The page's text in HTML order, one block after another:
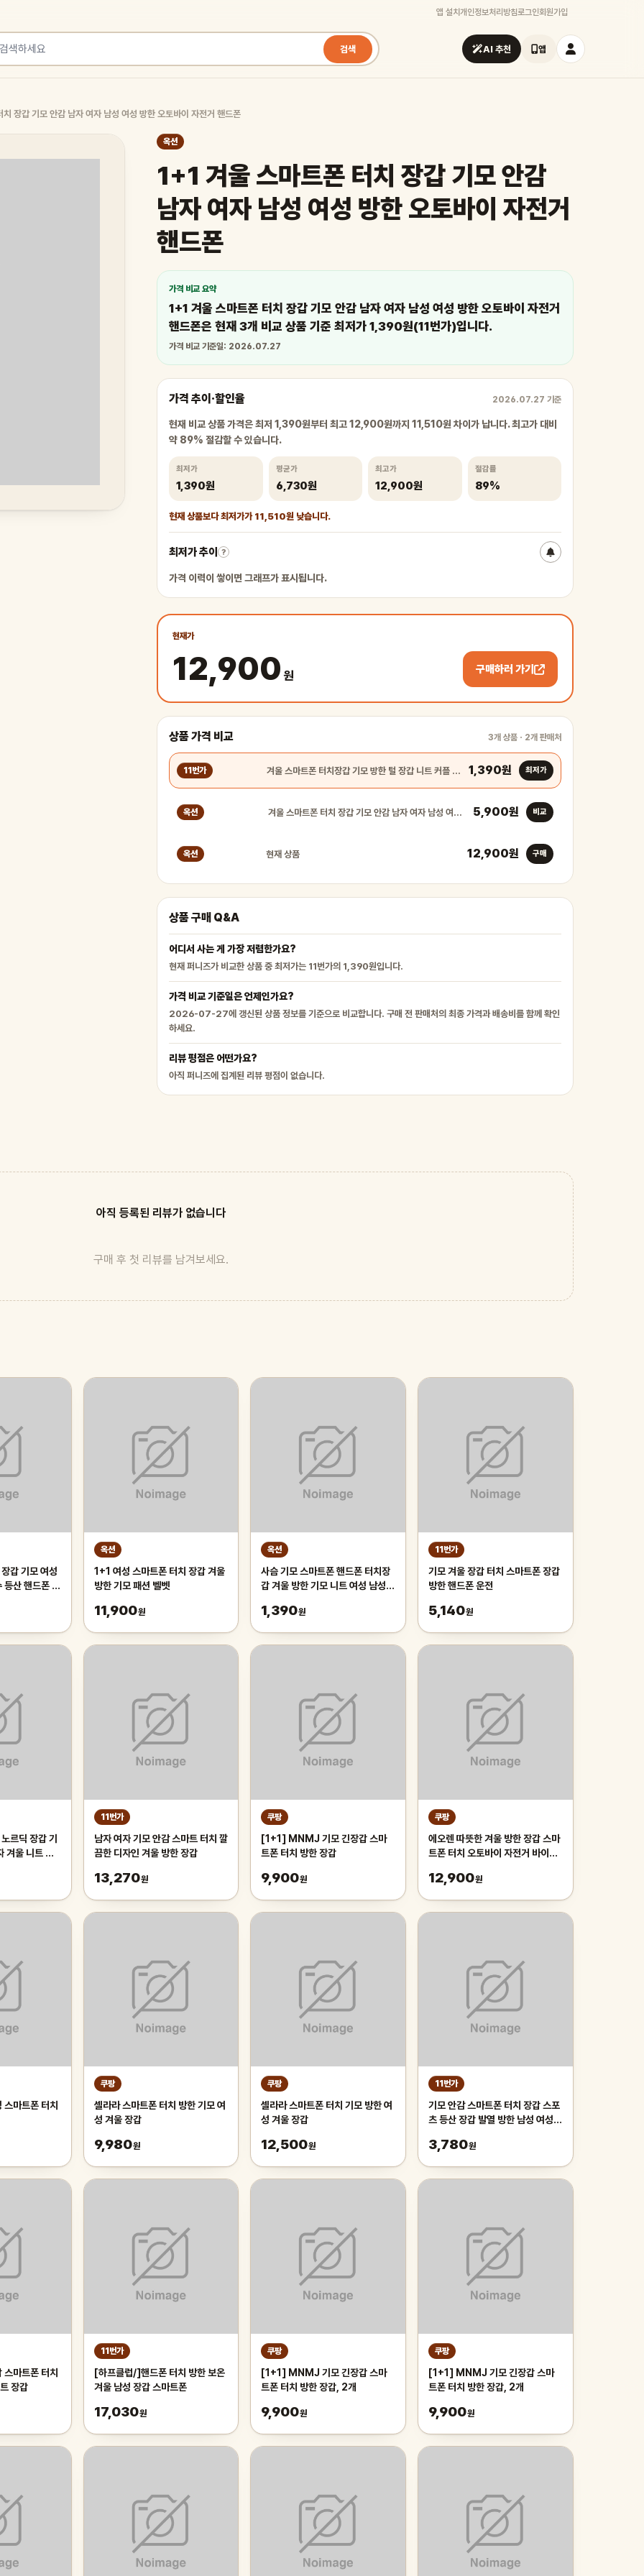
앱 설치 개인정보처리방침로그인회원가입
검색 AI 추천 앱
치 장갑 기모 안감 남자 여자 남성 여성 방한 오토바이 자전거 핸드폰
옥션
1+1 겨울 스마트폰 터치 장갑 기모 안감
남자 여자 남성 여성 방한 오토바이 자전거
핸드폰
가격 비교 요약
1+1 겨울 스마트폰 터치 장갑 기모 안감 남자 여자 남성 여성 방한 오토바이 자전거
핸드폰은 현재 3개 비교 상품 기준 최저가 1,390원(11번가)입니다.
가격 비교 기준일: 2026.07.27
가격 추이·할인율 2026.07.27 기준
현재 비교 상품 가격은 최저 1,390원부터 최고 12,900원까지 11,510원 차이가 납니다. 최고가 대비
약 89% 절감할 수 있습니다.
최저가
1,390원
평균가
6,730원
최고가
12,900원
절감률
89%
현재 상품보다 최저가가 11,510원 낮습니다.
최저가 추이 ?
가격 이력이 쌓이면 그래프가 표시됩니다.
현재가
12,900 원 구매하러 가기
상품 가격 비교 3개 상품 · 2개 판매처
11번가 겨울 스마트폰 터치장갑 기모 방한 털 장갑 니트 커플 남자 … 1,390원 최저가
옥션 겨울 스마트폰 터치 장갑 기모 안감 남자 여자 남성 여성 방… 5,900원 비교
옥션 현재 상품 12,900원 구매
상품 구매 Q&A
어디서 사는 게 가장 저렴한가요?
현재 퍼니즈가 비교한 상품 중 최저가는 11번가의 1,390원입니다.
가격 비교 기준일은 언제인가요?
2026-07-27에 갱신된 상품 정보를 기준으로 비교합니다. 구매 전 판매처의 최종 가격과 배송비를 함께 확인
하세요.
리뷰 평점은 어떤가요?
아직 퍼니즈에 집계된 리뷰 평점이 없습니다.
아직 등록된 리뷰가 없습니다
구매 후 첫 리뷰를 남겨보세요.
갑 기모 여성
등산 핸드폰 여
옥션
1+1 여성 스마트폰 터치 장갑 겨울
방한 기모 패션 벨벳
11,900원
옥션
사슴 기모 스마트폰 핸드폰 터치장
갑 겨울 방한 기모 니트 여성 남성
1,390원
11번가
기모 겨울 장갑 터치 스마트폰 장갑
방한 핸드폰 운전
5,140원
르딕 장갑 기
겨울 니트 장
11번가
남자 여자 기모 안감 스마트 터치 깔
끔한 디자인 겨울 방한 장갑
13,270원
쿠팡
[1+1] MNMJ 기모 긴장갑 스마
트폰 터치 방한 장갑
9,900원
쿠팡
에오렌 따뜻한 겨울 방한 장갑 스마
트폰 터치 오토바이 자전거 바이크
12,900원
스마트폰 터치
쿠팡
셀라라 스마트폰 터치 방한 기모 여
성 겨울 장갑
9,980원
쿠팡
셀라라 스마트폰 터치 기모 방한 여
성 겨울 장갑
12,500원
11번가
기모 안감 스마트폰 터치 장갑 스포
츠 등산 장갑 발열 방한 남성 여성
3,780원
스마트폰 터치
장갑
11번가
[하프클럽/]핸드폰 터치 방한 보온
겨울 남성 장갑 스마트폰
17,030원
쿠팡
[1+1] MNMJ 기모 긴장갑 스마
트폰 터치 방한 장갑, 2개
9,900원
쿠팡
[1+1] MNMJ 기모 긴장갑 스마
트폰 터치 방한 장갑, 2개
9,900원